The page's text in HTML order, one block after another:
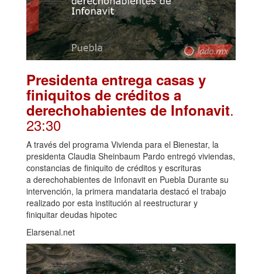
Presidenta entrega casas y
finiquitos de créditos a
derechohabientes de Infonavit.
23:30
A través del programa Vivienda para el Bienestar, la
presidenta Claudia Sheinbaum Pardo entregó viviendas,
constancias de finiquito de créditos y escrituras
a derechohabientes de Infonavit en Puebla Durante su
intervención, la primera mandataria destacó el trabajo
realizado por esta institución al reestructurar y
finiquitar deudas hipotec
Elarsenal.net